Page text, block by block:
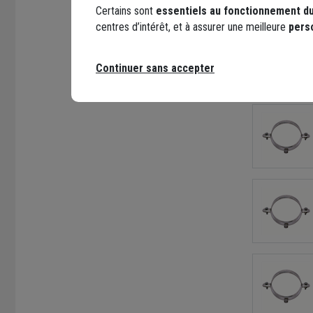
Points
Certains sont essentiels au fonctionnement
centres d’intérêt, et à assurer une meilleure
Continuer sans accepter